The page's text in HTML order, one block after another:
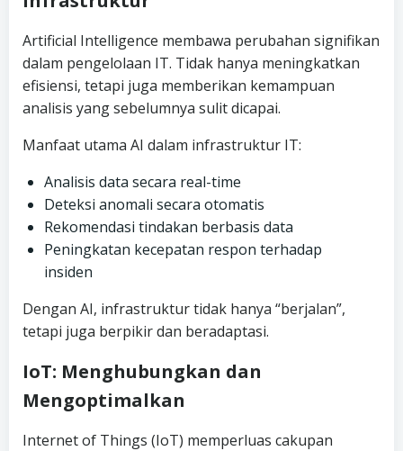
Artificial Intelligence membawa perubahan signifikan
dalam pengelolaan IT. Tidak hanya meningkatkan
efisiensi, tetapi juga memberikan kemampuan
analisis yang sebelumnya sulit dicapai.
Manfaat utama AI dalam infrastruktur IT:
Analisis data secara real-time
Deteksi anomali secara otomatis
Rekomendasi tindakan berbasis data
Peningkatan kecepatan respon terhadap
insiden
Dengan AI, infrastruktur tidak hanya “berjalan”,
tetapi juga berpikir dan beradaptasi.
IoT: Menghubungkan dan
Mengoptimalkan
Internet of Things (IoT) memperluas cakupan